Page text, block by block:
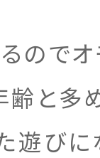
ので
齢と多
遊び